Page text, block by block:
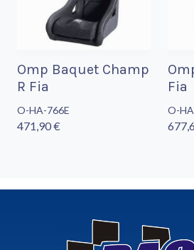
Omp Baquet Champ
R Fia
O-HA-766E
471,90 €
Fia
O-